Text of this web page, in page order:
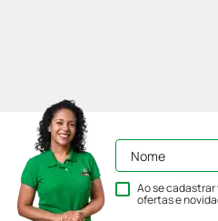
Ao se
ofertas e